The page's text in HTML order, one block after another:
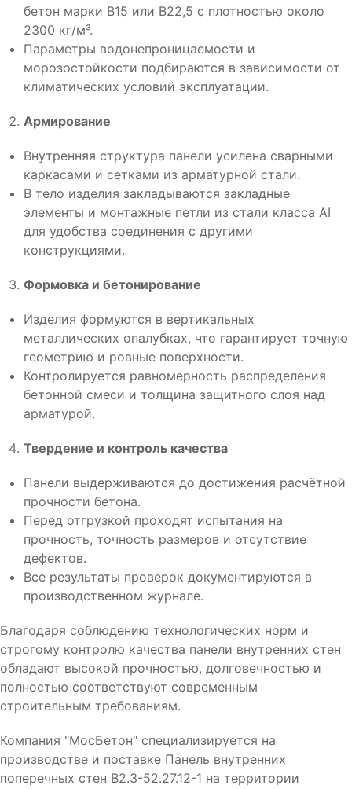
бетон марки B15 или B22,5 с плотностью около
2300 кг/м³.
Параметры водонепроницаемости и
морозостойкости подбираются в зависимости от
климатических условий эксплуатации.
Армирование
Внутренняя структура панели усилена сварными
каркасами и сетками из арматурной стали.
В тело изделия закладываются закладные
элементы и монтажные петли из стали класса АI
для удобства соединения с другими
конструкциями.
Формовка и бетонирование
Изделия формуются в вертикальных
металлических опалубках, что гарантирует точную
геометрию и ровные поверхности.
Контролируется равномерность распределения
бетонной смеси и толщина защитного слоя над
арматурой.
Твердение и контроль качества
Панели выдерживаются до достижения расчётной
прочности бетона.
Перед отгрузкой проходят испытания на
прочность, точность размеров и отсутствие
дефектов.
Все результаты проверок документируются в
производственном журнале.
Благодаря соблюдению технологических норм и
строгому контролю качества панели внутренних стен
обладают высокой прочностью, долговечностью и
полностью соответствуют современным
строительным требованиям.
Компания "МосБетон" специализируется на
производстве и поставке Панель внутренних
поперечных стен В2.3-52.27.12-1 на территории